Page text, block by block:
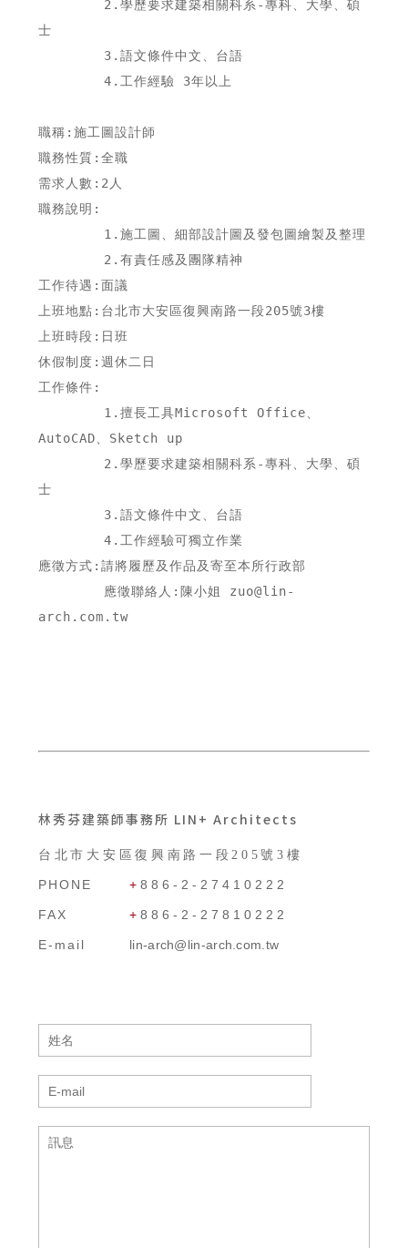
士
職稱:施工圖設計師
職務性質:全職
需求人數:2人
職務說明:
工作待遇:面議
上班地點:台北市大安區復興南路一段205號3樓
上班時段:日班
休假制度:週休二日
工作條件:
AutoCAD、Sketch up
士
應徵方式:請將履歷及作品及寄至本所行政部
arch.com.tw
林秀芬建築師事務所 LIN+ Architects
台北市大安區復興南路一段205號3樓
PHONE + 886-2-27410222
FAX + 886-2-27810222
E-mail lin-arch@lin-arch.com.tw